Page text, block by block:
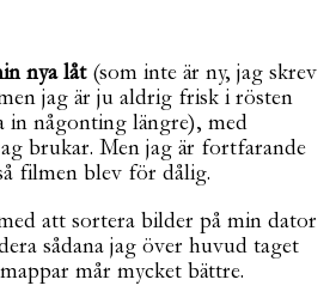
nya låt (som inte är ny, jag skrev
jag är ju aldrig frisk i rösten
in någonting längre), med
brukar. Men jag är fortfarande
filmen blev för dålig.
att sortera bilder på min dator
sådana jag över huvud taget
mår mycket bättre.